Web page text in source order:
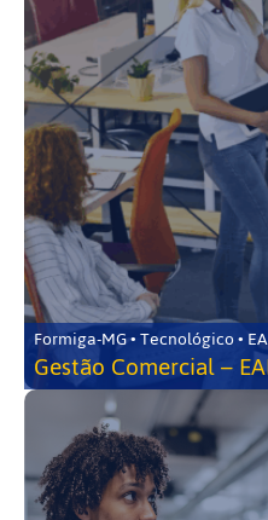
Formiga-MG • Tecnológico •
Gestão Comercial –